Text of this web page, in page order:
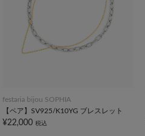
festaria bijou SOPHIA
【ペア】SV925/K10YG ブレスレット
¥22,000 税込